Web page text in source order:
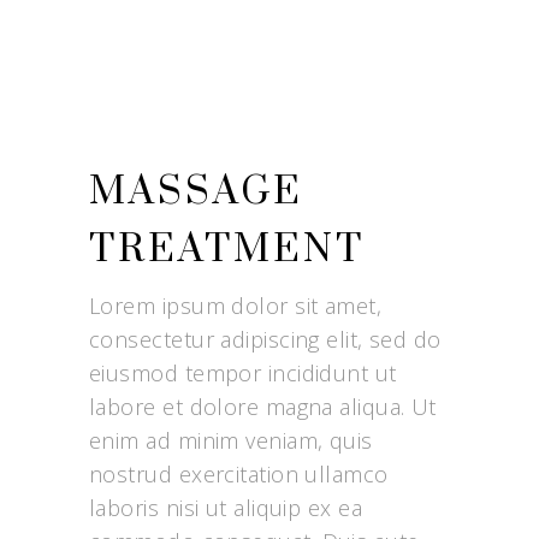
MASSAGE
TREATMENT
Lorem ipsum dolor sit amet,
consectetur adipiscing elit, sed do
eiusmod tempor incididunt ut
labore et dolore magna aliqua. Ut
enim ad minim veniam, quis
nostrud exercitation ullamco
laboris nisi ut aliquip ex ea